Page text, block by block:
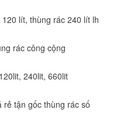
lít, thùng rác 240 lít lh
rác công cộng
240lit, 660lit
tận gốc thùng rác số